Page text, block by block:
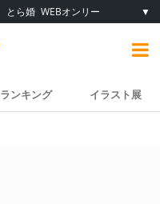
とら婚 WEBオンリー ▼
ランキング イラスト展